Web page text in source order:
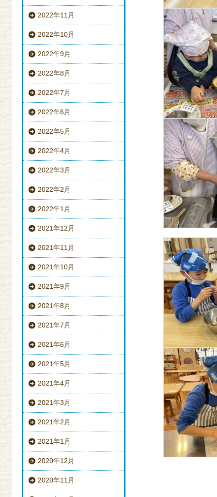
2022年11月
2022年10月
2022年9月
2022年8月
2022年7月
2022年6月
2022年5月
2022年4月
2022年3月
2022年2月
2022年1月
2021年12月
2021年11月
2021年10月
2021年9月
2021年8月
2021年7月
2021年6月
2021年5月
2021年4月
2021年3月
2021年2月
2021年1月
2020年12月
2020年11月